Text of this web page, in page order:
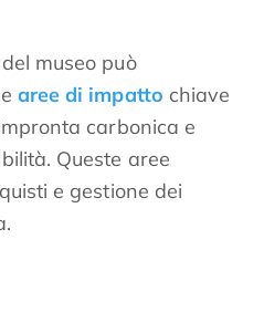
museo può
aree di impatto chiave
carbonica e
Queste aree
e gestione dei